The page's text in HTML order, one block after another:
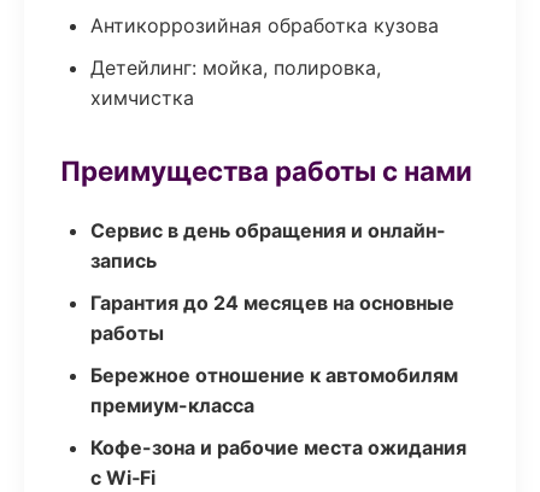
Антикоррозийная обработка кузова
Детейлинг: мойка, полировка,
химчистка
Преимущества работы с нами
Сервис в день обращения и онлайн-
запись
Гарантия до 24 месяцев на основные
работы
Бережное отношение к автомобилям
премиум-класса
Кофе-зона и рабочие места ожидания
с Wi‑Fi